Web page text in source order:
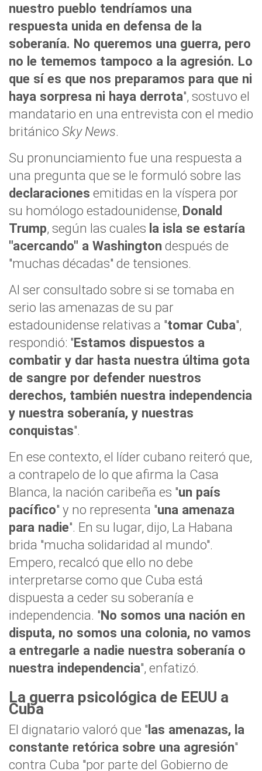
nuestro pueblo tendríamos una
respuesta unida en defensa de la
soberanía. No queremos una guerra, pero
no le tememos tampoco a la agresión. Lo
que sí es que nos preparamos para que ni
haya sorpresa ni haya derrota", sostuvo el
mandatario en una entrevista con el medio
británico Sky News.
Su pronunciamiento fue una respuesta a
una pregunta que se le formuló sobre las
declaraciones emitidas en la víspera por
su homólogo estadounidense, Donald
Trump, según las cuales la isla se estaría
"acercando" a Washington después de
"muchas décadas" de tensiones.
Al ser consultado sobre si se tomaba en
serio las amenazas de su par
estadounidense relativas a "tomar Cuba",
respondió: "Estamos dispuestos a
combatir y dar hasta nuestra última gota
de sangre por defender nuestros
derechos, también nuestra independencia
y nuestra soberanía, y nuestras
conquistas".
En ese contexto, el líder cubano reiteró que,
a contrapelo de lo que afirma la Casa
Blanca, la nación caribeña es "un país
pacífico" y no representa "una amenaza
para nadie". En su lugar, dijo, La Habana
brida "mucha solidaridad al mundo".
Empero, recalcó que ello no debe
interpretarse como que Cuba está
dispuesta a ceder su soberanía e
independencia. "No somos una nación en
disputa, no somos una colonia, no vamos
a entregarle a nadie nuestra soberanía o
nuestra independencia", enfatizó.
La guerra psicológica de EEUU a
Cuba
El dignatario valoró que "las amenazas, la
constante retórica sobre una agresión"
contra Cuba "por parte del Gobierno de